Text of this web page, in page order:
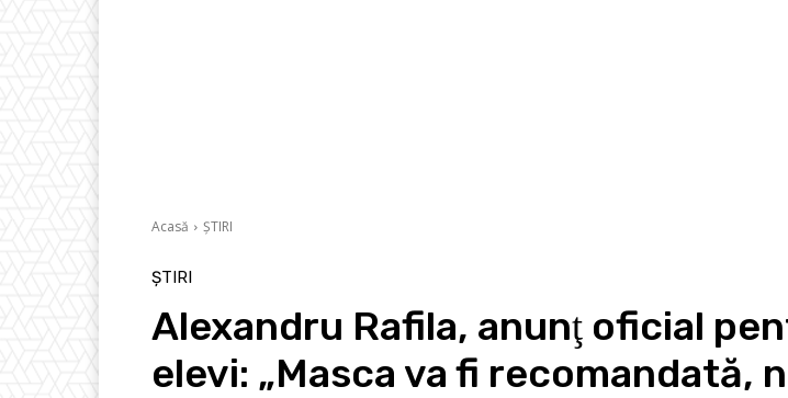
Acasă ȘTIRI
ȘTIRI
Alexandru Rafila, anunţ oficial
elevi: „Masca va fi recomandată,